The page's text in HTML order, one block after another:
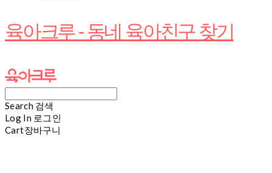
육아크루 - 동네 육아친구 찾기
Search 검색
Log In 로그인
Cart장바구니